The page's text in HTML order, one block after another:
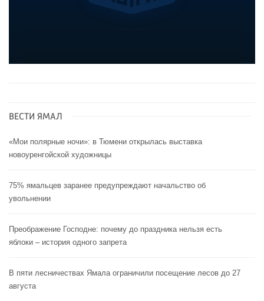
ВЕСТИ ЯМАЛ
«Мои полярные ночи»: в Тюмени открылась выставка
новоуренгойской художницы
75% ямальцев заранее предупреждают начальство об
увольнении
Преображение Господне: почему до праздника нельзя есть
яблоки – история одного запрета
В пяти лесничествах Ямала ограничили посещение лесов до 27
августа